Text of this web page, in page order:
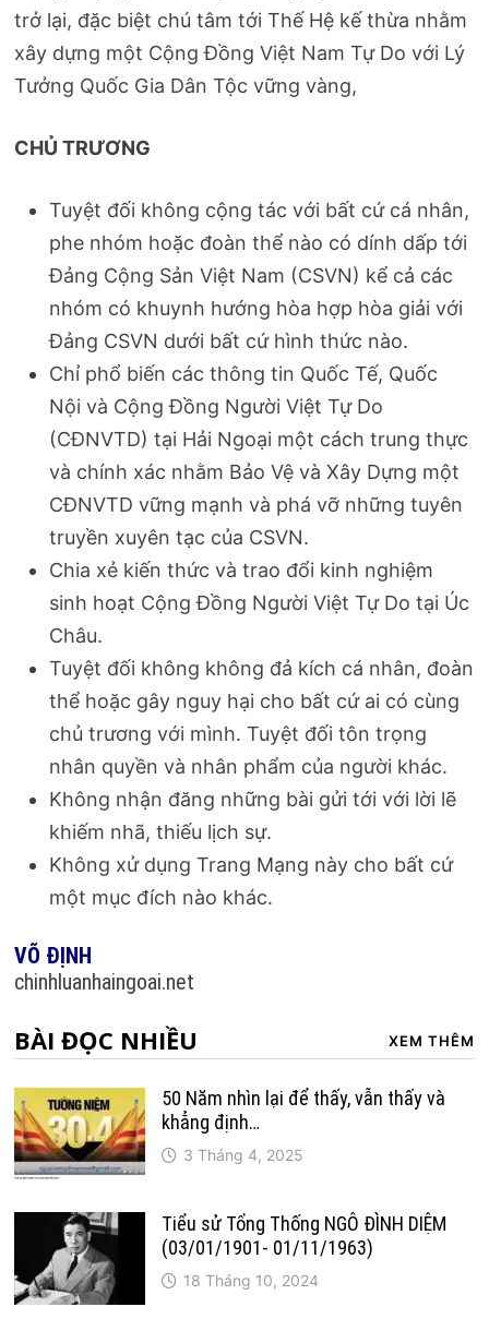
trở lại, đặc biệt chú tâm tới Thế Hệ kế thừa nhằm
xây dựng một Cộng Đồng Việt Nam Tự Do với Lý
Tưởng Quốc Gia Dân Tộc vững vàng,
CHỦ TRƯƠNG
Tuyệt đối không cộng tác với bất cứ cá nhân,
phe nhóm hoặc đoàn thể nào có dính dấp tới
Đảng Cộng Sản Việt Nam (CSVN) kể cả các
nhóm có khuynh hướng hòa hợp hòa giải với
Đảng CSVN dưới bất cứ hình thức nào.
Chỉ phổ biến các thông tin Quốc Tế, Quốc
Nội và Cộng Đồng Người Việt Tự Do
(CĐNVTD) tại Hải Ngoại một cách trung thực
và chính xác nhằm Bảo Vệ và Xây Dựng một
CĐNVTD vững mạnh và phá vỡ những tuyên
truyền xuyên tạc của CSVN.
Chia xẻ kiến thức và trao đổi kinh nghiệm
sinh hoạt Cộng Đồng Người Việt Tự Do tại Úc
Châu.
Tuyệt đối không không đả kích cá nhân, đoàn
thể hoặc gây nguy hại cho bất cứ ai có cùng
chủ trương với mình. Tuyệt đối tôn trọng
nhân quyền và nhân phẩm của người khác.
Không nhận đăng những bài gửi tới với lời lẽ
khiếm nhã, thiếu lịch sự.
Không xử dụng Trang Mạng này cho bất cứ
một mục đích nào khác.
VÕ ĐỊNH
chinhluanhaingoai.net
BÀI ĐỌC NHIỀU XEM THÊM
50 Năm nhìn lại để thấy, vẫn thấy và
khẳng định…
3 Tháng 4, 2025
Tiểu sử Tổng Thống NGÔ ĐÌNH DIỆM
(03/01/1901- 01/11/1963)
18 Tháng 10, 2024